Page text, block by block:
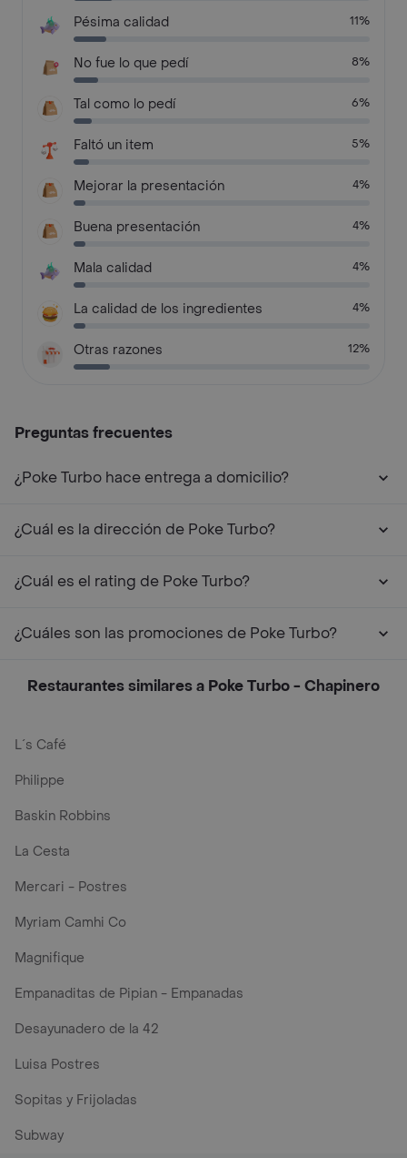
Pésima calidad 11%
No fue lo que pedí 8%
Tal como lo pedí 6%
Faltó un item 5%
Mejorar la presentación 4%
Buena presentación 4%
Mala calidad 4%
La calidad de los ingredientes 4%
Otras razones 12%
Preguntas frecuentes
¿Poke Turbo hace entrega a domicilio?
¿Cuál es la dirección de Poke Turbo?
¿Cuál es el rating de Poke Turbo?
¿Cuáles son las promociones de Poke Turbo?
Restaurantes similares a Poke Turbo - Chapinero
L´s Café
Philippe
Baskin Robbins
La Cesta
Mercari - Postres
Myriam Camhi Co
Magnifique
Empanaditas de Pipian - Empanadas
Desayunadero de la 42
Luisa Postres
Sopitas y Frijoladas
Subway